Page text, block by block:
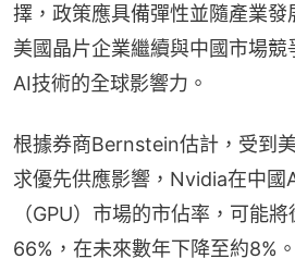
擇，政策應具備彈性並隨產業
美國晶片企業繼續與中國市場競
AI技術的全球影響力。
根據券商Bernstein估計，受到
求優先供應影響，Nvidia在中國
（GPU）市場的市佔率，可能
66%，在未來數年下降至約8%